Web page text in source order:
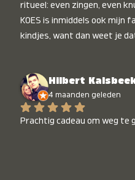
ritueel: even zingen, even
KOES is inmiddels ook mijn
kindjes, want dan weet je
Hilbert
4 maanden geleden
Prachtig cadeau om weg te